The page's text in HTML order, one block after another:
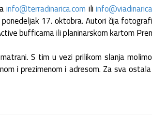
info@terradinarica.com ili
17. oktobra. Autori čija
bufficama ili planinarskom kartom
S tim u vezi prilikom slanja
i prezimenom i adresom. Za sva